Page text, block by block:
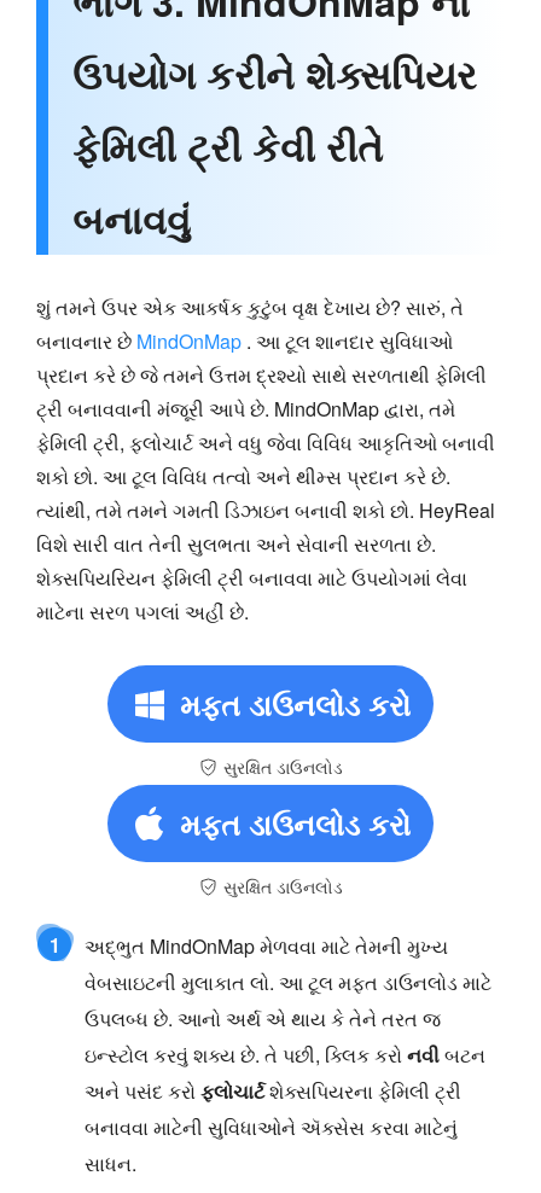
ઉપયોગ કરીને શેક્સપિયર
ફેમિલી ટ્રી કેવી રીતે
બનાવવું
શું તમને ઉપર એક આકર્ષક કુટુંબ વૃક્ષ દેખાય છે? સારું, તે
બનાવનાર છે MindOnMap . આ ટૂલ શાનદાર સુવિધાઓ
પ્રદાન કરે છે જે તમને ઉત્તમ દ્રશ્યો સાથે સરળતાથી ફેમિલી
ટ્રી બનાવવાની મંજૂરી આપે છે. MindOnMap દ્વારા, તમે
ફેમિલી ટ્રી, ફ્લોચાર્ટ અને વધુ જેવા વિવિધ આકૃતિઓ બનાવી
શકો છો. આ ટૂલ વિવિધ તત્વો અને થીમ્સ પ્રદાન કરે છે.
ત્યાંથી, તમે તમને ગમતી ડિઝાઇન બનાવી શકો છો. HeyReal
વિશે સારી વાત તેની સુલભતા અને સેવાની સરળતા છે.
શેક્સપિયરિયન ફેમિલી ટ્રી બનાવવા માટે ઉપયોગમાં લેવા
માટેના સરળ પગલાં અહીં છે.
મફત ડાઉનલોડ કરો
સુરક્ષિત ડાઉનલોડ
મફત ડાઉનલોડ કરો
સુરક્ષિત ડાઉનલોડ
1
અદ્ભુત MindOnMap મેળવવા માટે તેમની મુખ્ય
વેબસાઇટની મુલાકાત લો. આ ટૂલ મફત ડાઉનલોડ માટે
ઉપલબ્ધ છે. આનો અર્થ એ થાય કે તેને તરત જ
ઇન્સ્ટોલ કરવું શક્ય છે. તે પછી, ક્લિક કરોનવીબટન
અને પસંદ કરોફ્લોચાર્ટશેક્સપિયરના ફેમિલી ટ્રી
બનાવવા માટેની સુવિધાઓને ઍક્સેસ કરવા માટેનું
સાધન.